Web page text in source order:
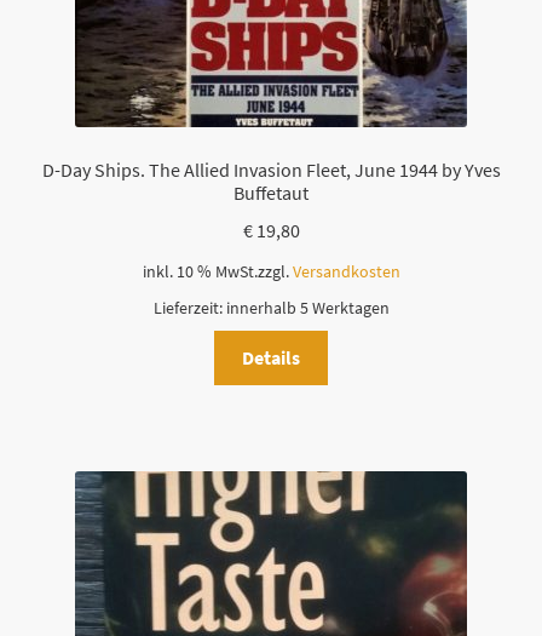
D-Day Ships. The Allied Invasion Fleet, June 1944 by Yves
Buffetaut
€19,80
inkl. 10 % MwSt.zzgl.Versandkosten
Lieferzeit: innerhalb 5 Werktagen
Details